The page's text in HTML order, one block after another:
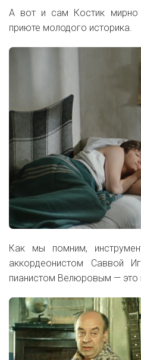
А вот и сам Костик
приюте молодого историка.
Как мы помним,
аккордеонистом Саввой
пианистом Велюровым — это